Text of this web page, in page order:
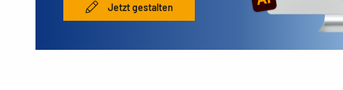
Jetzt gestalten